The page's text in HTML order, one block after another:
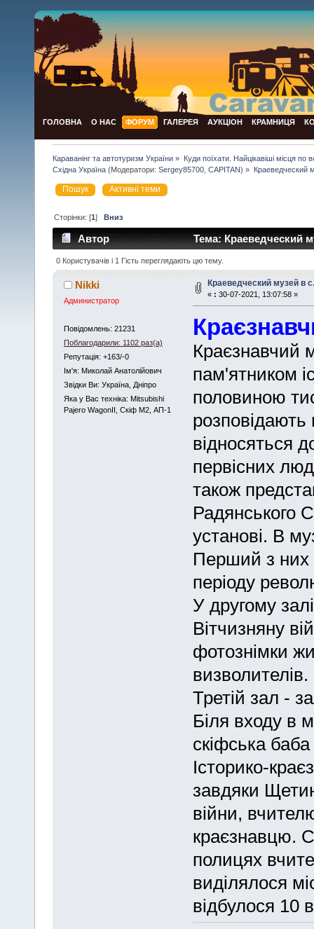
ГОЛОВНА О НАС ФОРУМ ГАЛЕРЕЯ АУКЦІОН КРАМНИЦЯ
Караванінг та автотуризм України » Куди поїхати. Найцікавіші місця
Східна Україна (Модератори:Sergey85700 ,CAPITAN) » Краеведческий
Пошук Активні теми
Сторінки: [1]Вниз
Автор Тема: Краеведческий
0 Користувачів і 1 Гість переглядають цю тему.
Nikki
Администратор
Повідомлень: 21231
Поблагодарили: 1102 раз(а)
Репутація: +163/-0
Iм'я: Миколай Анатолійович
Звідки Ви: Україна, Дніпро
Яка у Вас техніка: Mitsubishi
Pajero WagonII, Скіф М2, АП-1
Краеведческий музей в
« : 30-07-2021, 13:07:58 »
Краєзнавчий
пам'ятником
половиною
розповідають
відносяться
первісних
також
Радянського
установі. В
Перший з них
періоду
У другому
Вітчизняну
фотознімки
визволителів.
Третій зал -
Біля входу в
скіфська
Історико-
завдяки
війни,
краєзнавцю.
полицях
виділялося
відбулося 10